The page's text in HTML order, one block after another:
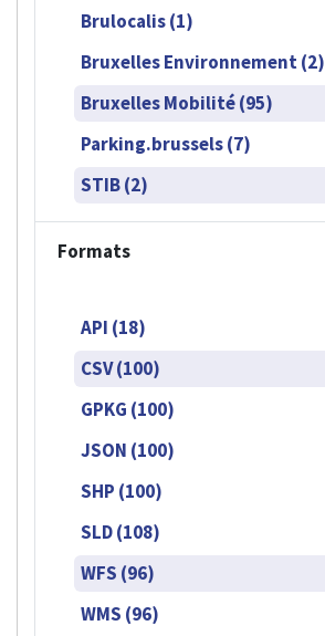
Brulocalis (1)
Bruxelles Environnement (2)
Bruxelles Mobilité (95)
Parking.brussels (7)
STIB (2)
Formats
API (18)
CSV (100)
GPKG (100)
JSON (100)
SHP (100)
SLD (108)
WFS (96)
WMS (96)